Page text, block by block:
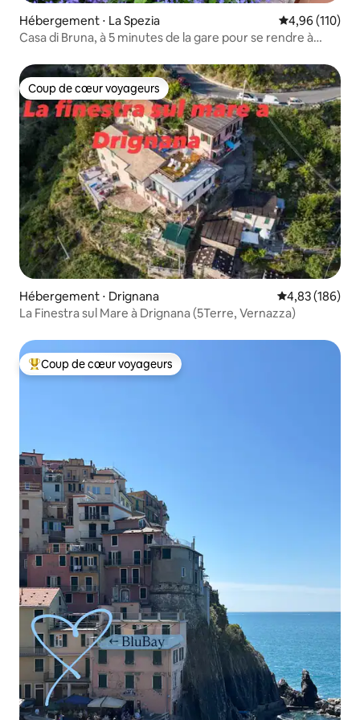
Hébergement ⋅ La Spezia Évaluation
4,96 (110)
Casa di Bruna, à 5 minutes de la gare pour se rendre à
Coup de cœur voyageurs
Coup de cœur voyageurs
Hébergement ⋅ Drignana Évaluation
4,83 (186)
La Finestra sul Mare à Drignana (5Terre, Vernazza)
Coups de cœur voyageurs les plus appréciés
Coup de cœur voyageurs